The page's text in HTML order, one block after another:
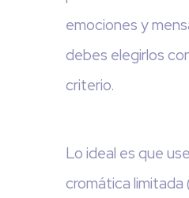
emociones y
debes elegirlos
criterio.
Lo ideal es que
cromática